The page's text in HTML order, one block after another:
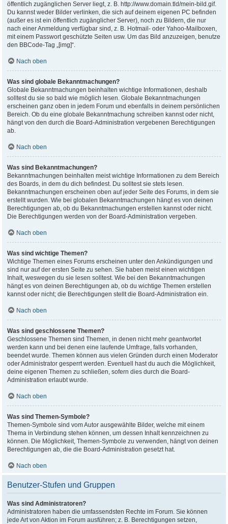
öffentlich zugänglichen Server liegt, z. B. http://www.domain.tld/mein-bild.gif.
Du kannst weder Bilder verlinken, die sich auf deinem eigenen PC befinden
(außer es ist ein öffentlich zugänglicher Server), noch zu Bildern, die nur
nach einer Anmeldung verfügbar sind, z. B. Hotmail- oder Yahoo-Mailboxen,
mit einem Passwort geschützte Seiten usw. Um das Bild anzuzeigen, benutze
den BBCode-Tag „[img]“.
Nach oben
Was sind globale Bekanntmachungen?
Globale Bekanntmachungen beinhalten wichtige Informationen, deshalb
solltest du sie so bald wie möglich lesen. Globale Bekanntmachungen
erscheinen ganz oben in jedem Forum und ebenfalls in deinem persönlichen
Bereich. Ob du eine globale Bekanntmachung schreiben kannst oder nicht,
hängt von den durch die Board-Administration vergebenen Berechtigungen
ab.
Nach oben
Was sind Bekanntmachungen?
Bekanntmachungen beinhalten meist wichtige Informationen zu dem Bereich
des Boards, in dem du dich befindest. Du solltest sie stets lesen.
Bekanntmachungen erscheinen oben auf jeder Seite des Forums, in dem sie
erstellt wurden. Wie bei globalen Bekanntmachungen hängt es von deinen
Berechtigungen ab, ob du Bekanntmachungen erstellen kannst oder nicht.
Die Berechtigungen werden von der Board-Administration vergeben.
Nach oben
Was sind wichtige Themen?
Wichtige Themen eines Forums erscheinen unter den Ankündigungen und
sind nur auf der ersten Seite zu sehen. Sie haben meist einen wichtigen
Inhalt, weswegen du sie lesen solltest. Wie bei den Bekanntmachungen
hängt es von deinen Berechtigungen ab, ob du wichtige Themen erstellen
kannst oder nicht; die Berechtigungen stellt die Board-Administration ein.
Nach oben
Was sind geschlossene Themen?
Geschlossene Themen sind Themen, in denen nicht mehr geantwortet
werden kann und bei denen eine laufende Umfrage, falls vorhanden,
beendet wurde. Themen können aus vielen Gründen durch einen Moderator
oder Administrator gesperrt werden. Eventuell hast du auch die Möglichkeit,
deine eigenen Themen zu schließen, sofern dies durch die Board-
Administration erlaubt wurde.
Nach oben
Was sind Themen-Symbole?
Themen-Symbole sind vom Autor ausgewählte Bilder, welche mit einem
Thema in Verbindung stehen können, um dessen Inhalt kennzeichnen zu
können. Die Möglichkeit, Themen-Symbole zu verwenden, hängt von deinen
Berechtigungen ab, die die Board-Administration gesetzt hat.
Nach oben
Benutzer-Stufen und Gruppen
Was sind Administratoren?
Administratoren haben die umfassendsten Rechte im Forum. Sie können
jede Art von Aktion im Forum ausführen; z. B. Berechtigungen setzen,